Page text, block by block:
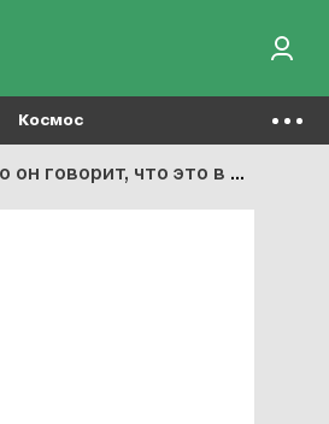
Космос
это в честь племянника